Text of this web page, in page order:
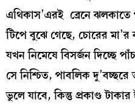
এথিকাস’এরই ব্রেনে ঝলকাতে
টিপে বুঝে গেছে, চোরের
যখন নিমেষে বিসর্জন দিচ্ছে
সে নিশ্চিত, পাবলিক
ভুলে যাবে, কিন্তু প্রকাণ্ড